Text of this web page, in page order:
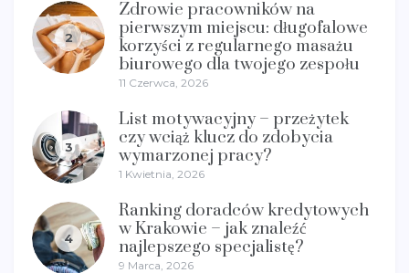
2
Zdrowie pracowników na
pierwszym miejscu: długofalowe
korzyści z regularnego masażu
biurowego dla twojego zespołu
11 Czerwca, 2026
3
List motywacyjny – przeżytek
czy wciąż klucz do zdobycia
wymarzonej pracy?
1 Kwietnia, 2026
4
Ranking doradców kredytowych
w Krakowie – jak znaleźć
najlepszego specjalistę?
9 Marca, 2026